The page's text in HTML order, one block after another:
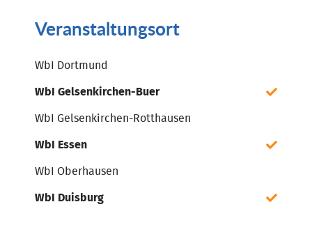
Veranstaltungsort
WbI Dortmund
WbI Gelsenkirchen-Buer
WbI Gelsenkirchen-Rotthausen
WbI Essen
WbI Oberhausen
WbI Duisburg